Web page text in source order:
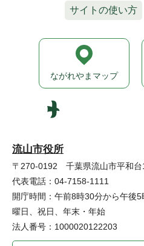
サイトの使い方
流山市役所
〒270-0192 千葉県流山市平和
代表電話：04-7158-1111
開庁時間：午前8時30分から午
曜日、祝日、年末・年始
法人番号：1000020122203
ながれやまマップ